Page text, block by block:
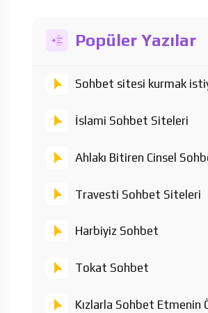
Popüler Yazılar
Sohbet sitesi kurmak
İslami Sohbet Siteleri
Ahlakı Bitiren Cinsel
Travesti Sohbet Siteleri
Harbiyiz Sohbet
Tokat Sohbet
Kızlarla Sohbet Etmenin